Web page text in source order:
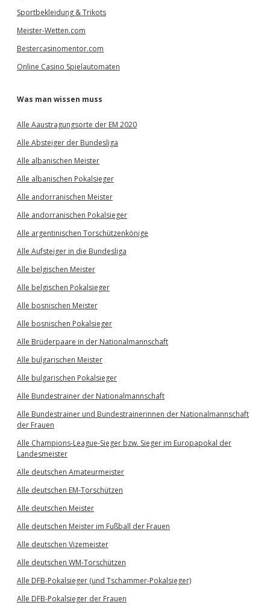
Sportbekleidung & Trikots
Meister-Wetten.com
Bestercasinomentor.com
Online Casino Spielautomaten
Was man wissen muss
Alle Aaustragungsorte der EM 2020
Alle Absteiger der Bundesliga
Alle albanischen Meister
Alle albanischen Pokalsieger
Alle andorranischen Meister
Alle andorranischen Pokalsieger
Alle argentinischen Torschützenkönige
Alle Aufsteiger in die Bundesliga
Alle belgischen Meister
Alle belgischen Pokalsieger
Alle bosnischen Meister
Alle bosnischen Pokalsieger
Alle Brüderpaare in der Nationalmannschaft
Alle bulgarischen Meister
Alle bulgarischen Pokalsieger
Alle Bundestrainer der Nationalmannschaft
Alle Bundestrainer und Bundestrainerinnen der Nationalmannschaft
der Frauen
Alle Champions-League-Sieger bzw. Sieger im Europapokal der
Landesmeister
Alle deutschen Amateurmeister
Alle deutschen EM-Torschützen
Alle deutschen Meister
Alle deutschen Meister im Fußball der Frauen
Alle deutschen Vizemeister
Alle deutschen WM-Torschützen
Alle DFB-Pokalsieger (und Tschammer-Pokalsieger)
Alle DFB-Pokalsieger der Frauen